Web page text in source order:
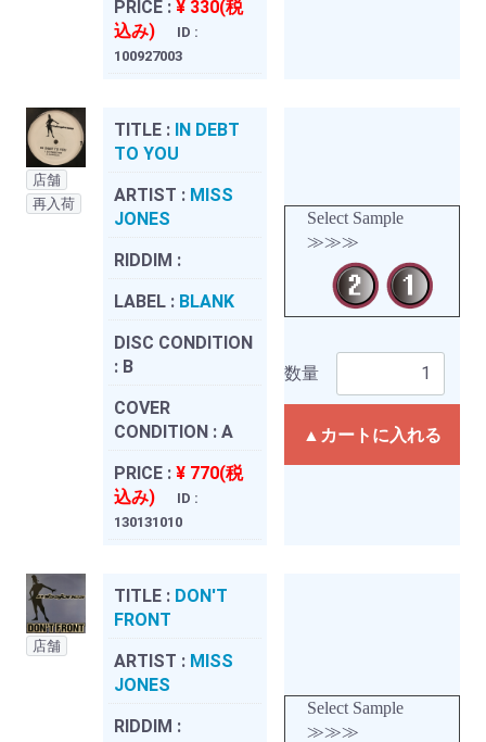
PRICE : ¥ 330(税
込み)
ID :
100927003
店舗
再入荷
TITLE : IN DEBT
TO YOU
ARTIST : MISS
JONES
RIDDIM :
LABEL : BLANK
DISC CONDITION
: B
COVER
CONDITION : A
PRICE : ¥ 770(税
込み)
ID :
130131010
Select Sample
≫≫≫
数量
▲カートに入れる
店舗
TITLE : DON'T
FRONT
ARTIST : MISS
JONES
RIDDIM :
Select Sample
≫≫≫